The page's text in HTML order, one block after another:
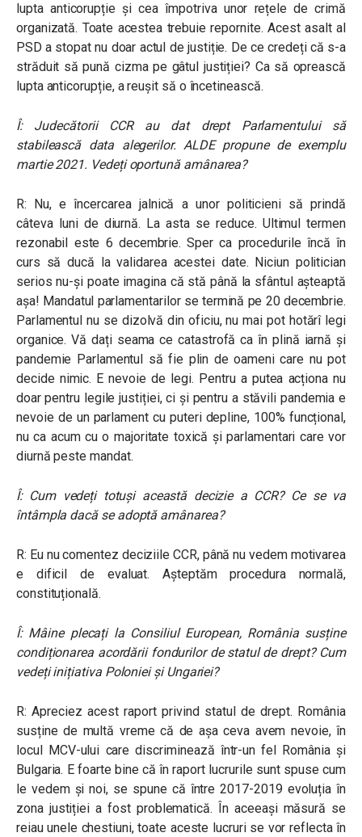
lupta anticorupție și cea împotriva unor rețele de crimă
organizată. Toate acestea trebuie repornite. Acest asalt al
PSD a stopat nu doar actul de justiție. De ce credeți că s-a
străduit să pună cizma pe gâtul justiției? Ca să oprească
lupta anticorupție, a reușit să o încetinească.
Î: Judecătorii CCR au dat drept Parlamentului să
stabilească data alegerilor. ALDE propune de exemplu
martie 2021. Vedeți oportună amânarea?
R: Nu, e încercarea jalnică a unor politicieni să prindă
câteva luni de diurnă. La asta se reduce. Ultimul termen
rezonabil este 6 decembrie. Sper ca procedurile încă în
curs să ducă la validarea acestei date. Niciun politician
serios nu-și poate imagina că stă până la sfântul așteaptă
așa! Mandatul parlamentarilor se termină pe 20 decembrie.
Parlamentul nu se dizolvă din oficiu, nu mai pot hotărî legi
organice. Vă dați seama ce catastrofă ca în plină iarnă și
pandemie Parlamentul să fie plin de oameni care nu pot
decide nimic. E nevoie de legi. Pentru a putea acționa nu
doar pentru legile justiției, ci și pentru a stăvili pandemia e
nevoie de un parlament cu puteri depline, 100% funcțional,
nu ca acum cu o majoritate toxică și parlamentari care vor
diurnă peste mandat.
Î: Cum vedeți totuși această decizie a CCR? Ce se va
întâmpla dacă se adoptă amânarea?
R: Eu nu comentez deciziile CCR, până nu vedem motivarea
e dificil de evaluat. Așteptăm procedura normală,
constituțională.
Î: Mâine plecați la Consiliul European, România susține
condiționarea acordării fondurilor de statul de drept? Cum
vedeți inițiativa Poloniei și Ungariei?
R: Apreciez acest raport privind statul de drept. România
susține de multă vreme că de așa ceva avem nevoie, în
locul MCV-ului care discriminează într-un fel România și
Bulgaria. E foarte bine că în raport lucrurile sunt spuse cum
le vedem și noi, se spune că între 2017-2019 evoluția în
zona justiției a fost problematică. În aceeași măsură se
reiau unele chestiuni, toate aceste lucruri se vor reflecta în